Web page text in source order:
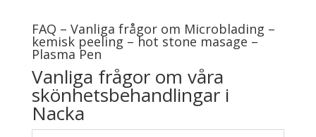
FAQ – Vanliga frågor om Microblading –
kemisk peeling – hot stone masage –
Plasma Pen
Vanliga frågor om våra
skönhetsbehandlingar i
Nacka